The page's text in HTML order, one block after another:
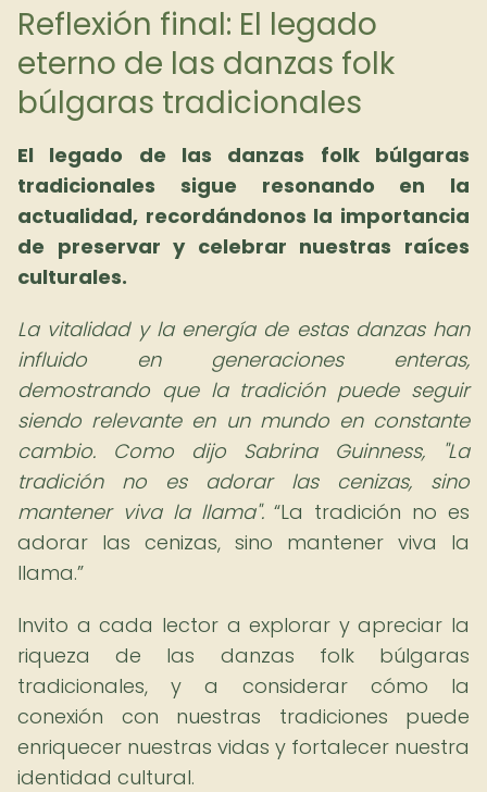
Reflexión final: El legado
eterno de las danzas folk
búlgaras tradicionales
El legado de las danzas folk búlgaras
tradicionales sigue resonando en la
actualidad, recordándonos la importancia
de preservar y celebrar nuestras raíces
culturales.
La vitalidad y la energía de estas danzas han
influido en generaciones enteras,
demostrando que la tradición puede seguir
siendo relevante en un mundo en constante
cambio. Como dijo Sabrina Guinness, "La
tradición no es adorar las cenizas, sino
mantener viva la llama".
La tradición no es
adorar las cenizas, sino mantener viva la
llama.
Invito a cada lector a explorar y apreciar la
riqueza de las danzas folk búlgaras
tradicionales, y a considerar cómo la
conexión con nuestras tradiciones puede
enriquecer nuestras vidas y fortalecer nuestra
identidad cultural.